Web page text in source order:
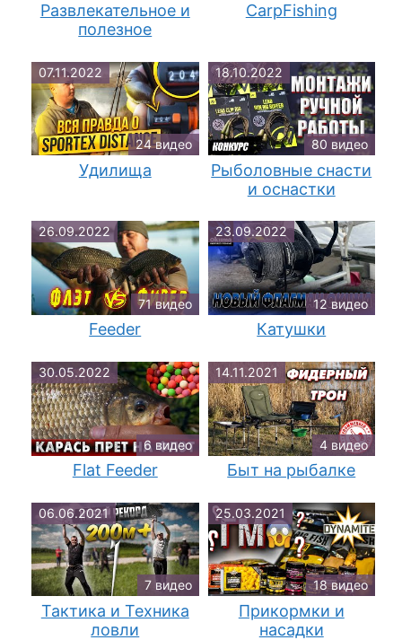
Развлекательное и
полезное
CarpFishing
07.11.2022
24 видео
Удилища
18.10.2022
80 видео
Рыболовные снасти
и оснастки
26.09.2022
71 видео
Feeder
23.09.2022
12 видео
Катушки
30.05.2022
6 видео
Flat Feeder
14.11.2021
4 видео
Быт на рыбалке
06.06.2021
7 видео
Тактика и Техника
ловли
25.03.2021
18 видео
Прикормки и
насадки